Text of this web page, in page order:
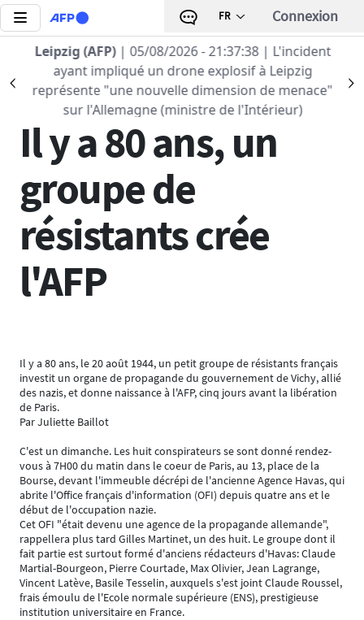
Aller au contenu principal FR Connexion
Précédent
Leipzig (AFP) | 05/08/2026 - 21:37:38 | L'incident
ayant impliqué un drone explosif à Leipzig
représente "une nouvelle dimension de menace"
sur l'Allemagne (ministre de l'Intérieur)
Retour à la liste
20 AOÛ 2024 - 12:00
Il y a 80 ans, un
groupe de
résistants crée
l'AFP
Il y a 80 ans, le 20 août 1944, un petit groupe de résistants français
investit un organe de propagande du gouvernement de Vichy, allié
des nazis, et donne naissance à l'AFP, cinq jours avant la libération
de Paris.
Par Juliette Baillot
C'est un dimanche. Les huit conspirateurs se sont donné rendez-
vous à 7H00 du matin dans le coeur de Paris, au 13, place de la
Bourse, devant l'immeuble décrépi de l'ancienne Agence Havas, qui
abrite l'Office français d'information (OFI) depuis quatre ans et le
début de l'occupation nazie.
Cet OFI "était devenu une agence de la propagande allemande",
rappellera plus tard Gilles Martinet, un des huit. Le groupe dont il
fait partie est surtout formé d'anciens rédacteurs d'Havas: Claude
Martial-Bourgeon, Pierre Courtade, Max Olivier, Jean Lagrange,
Vincent Latève, Basile Tesselin, auxquels s'est joint Claude Roussel,
frais émoulu de l'Ecole normale supérieure (ENS), prestigieuse
institution universitaire en France.